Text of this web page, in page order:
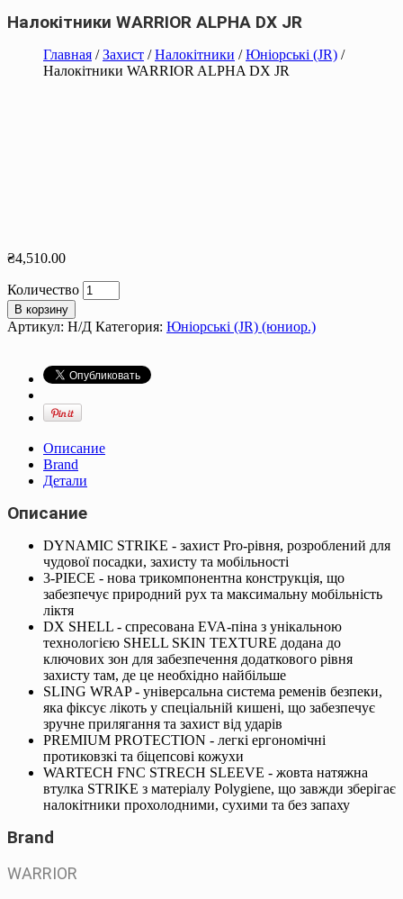
Налокітники WARRIOR ALPHA DX JR
Главная /Захист /Налокітники /Юніорські (JR) /
Налокітники WARRIOR ALPHA DX JR
₴4,510.00
Количество
В корзину
Артикул: Н/Д Категория: Юніорські (JR) (юниор.)
Описание
Brand
Детали
Описание
DYNAMIC STRIKE - захист Pro-рівня, розроблений для
чудової посадки, захисту та мобільності
3-PIECE - нова трикомпонентна конструкція, що
забезпечує природний рух та максимальну мобільність
ліктя
DX SHELL - спресована EVA-піна з унікальною
технологією SHELL SKIN TEXTURE додана до
ключових зон для забезпечення додаткового рівня
захисту там, де це необхідно найбільше
SLING WRAP - універсальна система ременів безпеки,
яка фіксує лікоть у спеціальній кишені, що забезпечує
зручне прилягання та захист від ударів
PREMIUM PROTECTION - легкі ергономічні
протиковзкі та біцепсові кожухи
WARTECH FNC STRECH SLEEVE - жовта натяжна
втулка STRIKE з матеріалу Polygiene, що завжди зберігає
налокітники прохолодними, сухими та без запаху
Brand
WARRIOR